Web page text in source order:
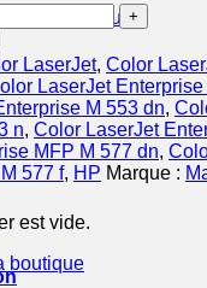
à la boutique
est vide.
boutique
LaserJet, Color
LaserJet
M 553 dn,
n, Color LaserJet
MFP M 577 dn,
577 f, HP Marque :